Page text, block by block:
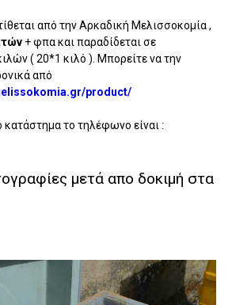
από την Αρκαδική Μελισσοκομία ,
+ φπα και παραδίδεται σε
( 20*1 κιλό ). Μπορείτε να την
από
product/
κατάστημα το τηλέφωνο είναι :
μετά απο δοκιμή στα